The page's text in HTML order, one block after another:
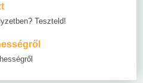
Teszteld!